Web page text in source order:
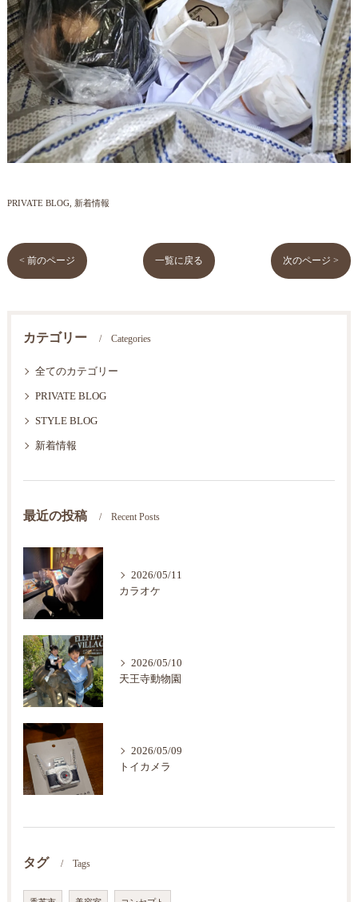
PRIVATE BLOG 新着情報
< 前のページ 一覧に戻る 次のページ >
カテゴリー Categories
全てのカテゴリー
PRIVATE BLOG
STYLE BLOG
新着情報
最近の投稿 Recent Posts
2026/05/11
カラオケ
2026/05/10
天王寺動物園
2026/05/09
トイカメラ
タグ Tags